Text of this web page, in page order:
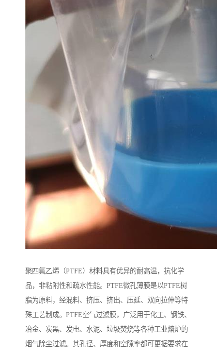
聚四氟乙烯（PTFE）材料具有优异的耐高温，抗化学
品，非粘附性和疏水性能。PTFE微孔薄膜是以PTFE树
脂为原料，经混料、挤压、挤出、压延、双向拉伸等特
殊工艺制成。PTFE空气过滤膜，广泛用于化工、钢铁、
冶金、炭黑、发电、水泥、垃圾焚烧等各种工业熔炉的
烟气除尘过滤。其孔径、厚度和空隙率都可更据要求在